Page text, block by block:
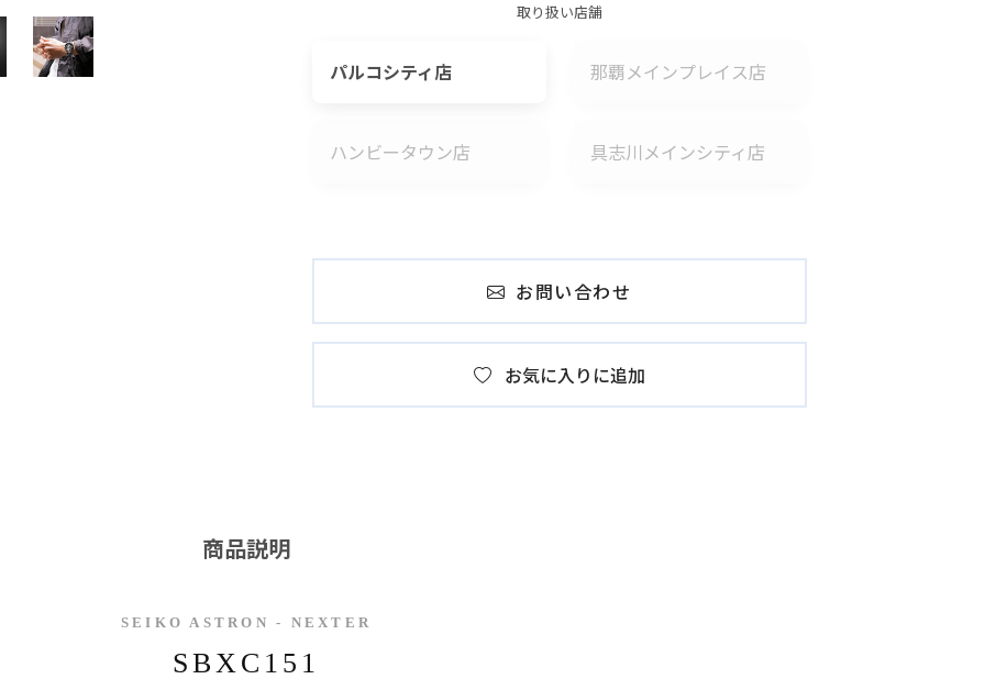
取り扱い店舗
パルコシティ店 那覇メインプレイス店
ハンビータウン店 具志川メインシティ店
お問い合わせ
お気に入りに追加
商品説明
SEIKO ASTRON - NEXTER
SBXC151